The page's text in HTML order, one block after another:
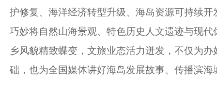
护修复、海洋经济转型升级、海岛资源可持续
巧妙将自然山海景观、特色历史人文遗迹与现
乡风貌精致蝶变，文旅业态活力迸发，不仅为
础，也为全国媒体讲好海岛发展故事、传播滨